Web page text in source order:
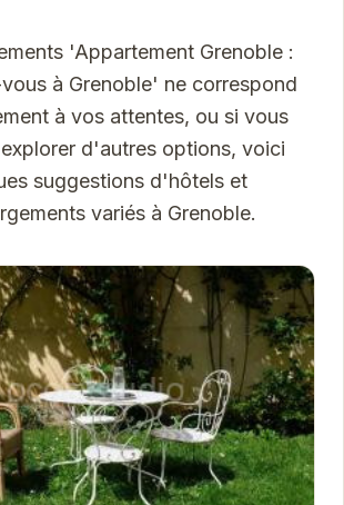
'Appartement Grenoble :
à Grenoble' ne correspond
à vos attentes, ou si vous
d'autres options, voici
suggestions d'hôtels et
variés à Grenoble.